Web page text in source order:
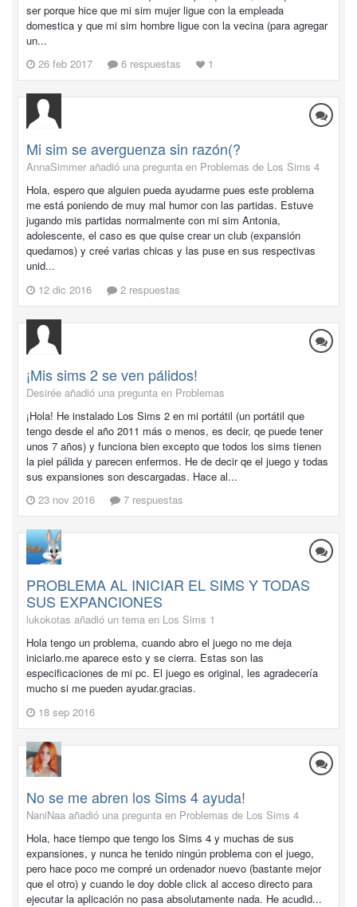
ser porque hice que mi sim mujer ligue con la empleada
domestica y que mi sim hombre ligue con la vecina (para agregar
un...
26 feb 2017
6 respuestas 1
Mi sim se averguenza sin razón(?
AnnaSimmer añadió una pregunta en Problemas de Los Sims 4
Hola, espero que alguien pueda ayudarme pues este problema
me está poniendo de muy mal humor con las partidas. Estuve
jugando mis partidas normalmente con mi sim Antonia,
adolescente, el caso es que quise crear un club (expansión
quedamos) y creé varias chicas y las puse en sus respectivas
unid...
12 dic 2016
2 respuestas
¡Mis sims 2 se ven pálidos!
Desirée añadió una pregunta en Problemas
¡Hola! He instalado Los Sims 2 en mi portátil (un portátil que
tengo desde el año 2011 más o menos, es decir, qe puede tener
unos 7 años) y funciona bien excepto que todos los sims tienen
la piel pálida y parecen enfermos. He de decir qe el juego y todas
sus expansiones son descargadas. Hace al...
23 nov 2016
7 respuestas
PROBLEMA AL INICIAR EL SIMS Y TODAS
SUS EXPANCIONES
lukokotas añadió un tema en Los Sims 1
Hola tengo un problema, cuando abro el juego no me deja
iniciarlo.me aparece esto y se cierra. Estas son las
especificaciones de mi pc. El juego es original, les agradecería
mucho si me pueden ayudar.gracias.
18 sep 2016
No se me abren los Sims 4 ayuda!
NaniNaa añadió una pregunta en Problemas de Los Sims 4
Hola, hace tiempo que tengo los Sims 4 y muchas de sus
expansiones, y nunca he tenido ningún problema con el juego,
pero hace poco me compré un ordenador nuevo (bastante mejor
que el otro) y cuando le doy doble click al acceso directo para
ejecutar la aplicación no pasa absolutamente nada. He acudid...